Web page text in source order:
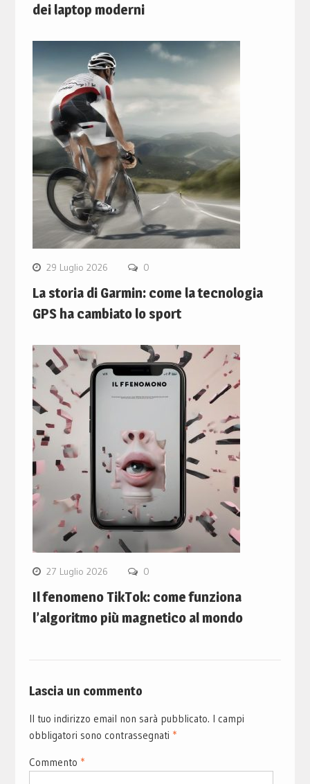
dei laptop moderni
29 Luglio 2026 0
La storia di Garmin: come la tecnologia
GPS ha cambiato lo sport
27 Luglio 2026 0
Il fenomeno TikTok: come funziona
l’algoritmo più magnetico al mondo
Lascia un commento
Il tuo indirizzo email non sarà pubblicato. I campi
obbligatori sono contrassegnati *
Commento *